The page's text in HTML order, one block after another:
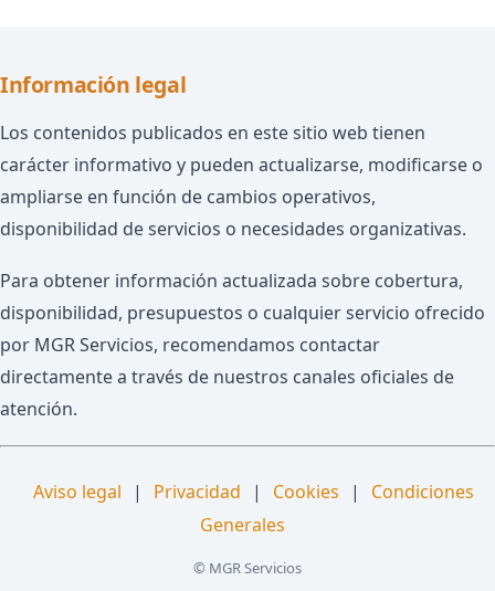
Información legal
Los contenidos publicados en este sitio web tienen
carácter informativo y pueden actualizarse, modificarse o
ampliarse en función de cambios operativos,
disponibilidad de servicios o necesidades organizativas.
Para obtener información actualizada sobre cobertura,
disponibilidad, presupuestos o cualquier servicio ofrecido
por MGR Servicios, recomendamos contactar
directamente a través de nuestros canales oficiales de
atención.
Aviso legal | Privacidad | Cookies |
Condiciones
Generales
© MGR Servicios